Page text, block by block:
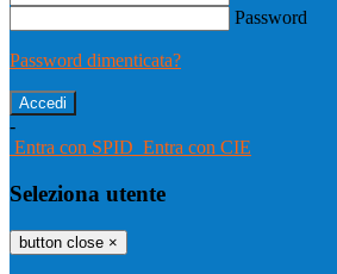
Password
Password dimenticata?
-
Entra con SPID Entra con CIE
Seleziona utente
button close ×